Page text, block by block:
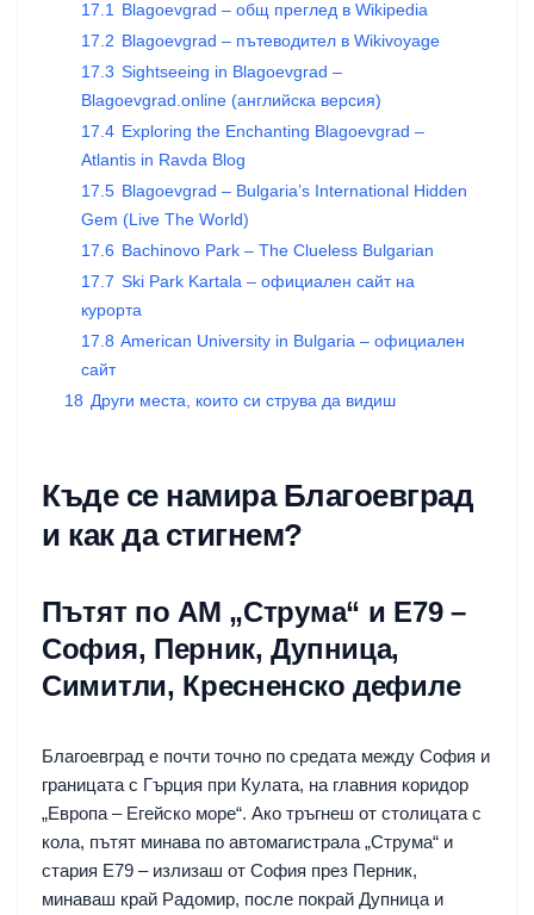
17.1
Blagoevgrad – общ преглед в Wikipedia
17.2 Blagoevgrad – пътеводител в Wikivoyage
17.3 Sightseeing in Blagoevgrad –
Blagoevgrad.online (английска версия)
17.4 Exploring the Enchanting Blagoevgrad –
Atlantis in Ravda Blog
17.5 Blagoevgrad – Bulgaria’s International Hidden
Gem (Live The World)
17.6 Bachinovo Park – The Clueless Bulgarian
17.7 Ski Park Kartala – официален сайт на
курорта
17.8 American University in Bulgaria – официален
сайт
18 Други места, които си струва да видиш
Къде се намира Благоевград
и как да стигнем?
Пътят по АМ „Струма“ и Е79 –
София, Перник, Дупница,
Симитли, Кресненско дефиле
Благоевград е почти точно по средата между София и
границата с Гърция при Кулата, на главния коридор
„Европа – Егейско море“. Ако тръгнеш от столицата с
кола, пътят минава по автомагистрала „Струма“ и
стария Е79 – излизаш от София през Перник,
минаваш край Радомир, после покрай Дупница и